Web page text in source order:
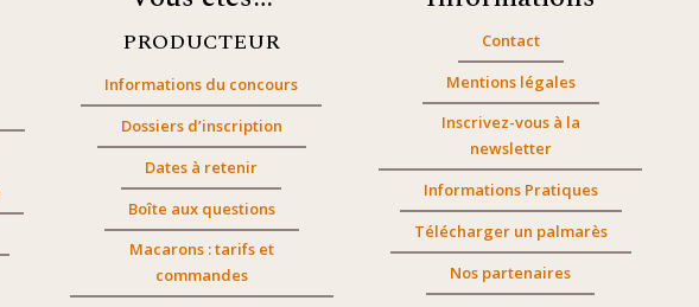
PRODUCTEUR
Informations du concours
Dossiers d’inscription
Dates à retenir
Boîte aux questions
Macarons : tarifs et
commandes
Contact
Mentions légales
Inscrivez-vous à la
newsletter
Informations Pratiques
Télécharger un palmarès
Nos partenaires